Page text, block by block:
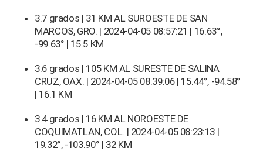
3.7 grados | 31 KM AL SUROESTE DE SAN
MARCOS, GRO. | 2024-04-05 08:57:21 | 16.63°,
-99.63° | 15.5 KM
3.6 grados | 105 KM AL SURESTE DE SALINA
CRUZ, OAX. | 2024-04-05 08:39:06 | 15.44°, -94.58°
| 16.1 KM
3.4 grados | 16 KM AL NOROESTE DE
COQUIMATLAN, COL. | 2024-04-05 08:23:13 |
19.32°, -103.90° | 32 KM